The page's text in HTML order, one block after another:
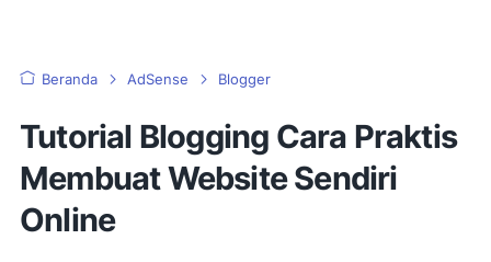
Beranda AdSense Blogger
Tutorial Blogging Cara Praktis
Membuat Website Sendiri
Online